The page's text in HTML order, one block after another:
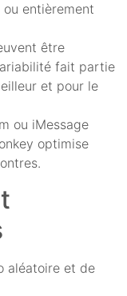
entièrement
être
fait partie
et pour le
ou iMessage
optimise
aléatoire et de